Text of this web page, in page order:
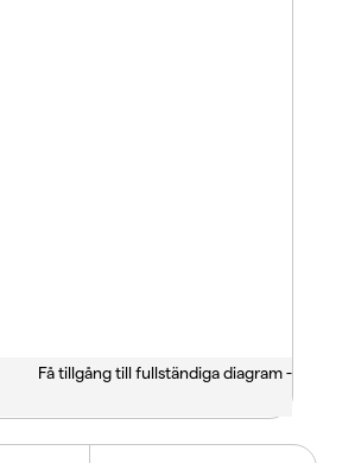
Få tillgång till fullständiga diagram -